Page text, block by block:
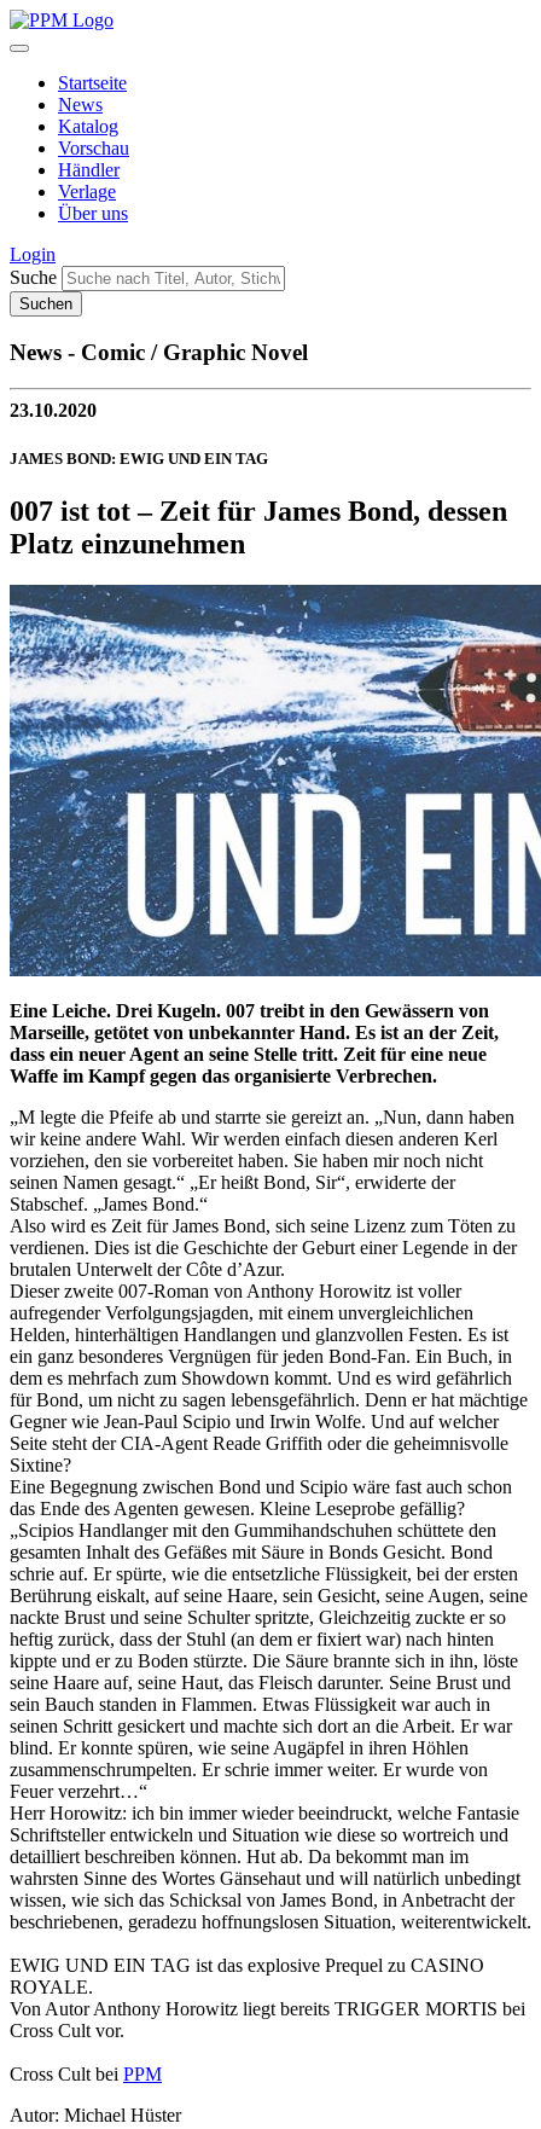
Startseite
News
Katalog
Vorschau
Händler
Verlage
Über uns
Login
Suche
News - Comic / Graphic Novel
23.10.2020
JAMES BOND: EWIG UND EIN TAG
007 ist tot – Zeit für James Bond, dessen
Platz einzunehmen
Eine Leiche. Drei Kugeln. 007 treibt in den Gewässern von
Marseille, getötet von unbekannter Hand. Es ist an der Zeit,
dass ein neuer Agent an seine Stelle tritt. Zeit für eine neue
Waffe im Kampf gegen das organisierte Verbrechen.
„M legte die Pfeife ab und starrte sie gereizt an. „Nun, dann haben
wir keine andere Wahl. Wir werden einfach diesen anderen Kerl
vorziehen, den sie vorbereitet haben. Sie haben mir noch nicht
seinen Namen gesagt.“ „Er heißt Bond, Sir“, erwiderte der
Stabschef. „James Bond.“
Also wird es Zeit für James Bond, sich seine Lizenz zum Töten zu
verdienen. Dies ist die Geschichte der Geburt einer Legende in der
brutalen Unterwelt der Côte d’Azur.
Dieser zweite 007-Roman von Anthony Horowitz ist voller
aufregender Verfolgungsjagden, mit einem unvergleichlichen
Helden, hinterhältigen Handlangen und glanzvollen Festen. Es ist
ein ganz besonderes Vergnügen für jeden Bond-Fan. Ein Buch, in
dem es mehrfach zum Showdown kommt. Und es wird gefährlich
für Bond, um nicht zu sagen lebensgefährlich. Denn er hat mächtige
Gegner wie Jean-Paul Scipio und Irwin Wolfe. Und auf welcher
Seite steht der CIA-Agent Reade Griffith oder die geheimnisvolle
Sixtine?
Eine Begegnung zwischen Bond und Scipio wäre fast auch schon
das Ende des Agenten gewesen. Kleine Leseprobe gefällig?
„Scipios Handlanger mit den Gummihandschuhen schüttete den
gesamten Inhalt des Gefäßes mit Säure in Bonds Gesicht. Bond
schrie auf. Er spürte, wie die entsetzliche Flüssigkeit, bei der ersten
Berührung eiskalt, auf seine Haare, sein Gesicht, seine Augen, seine
nackte Brust und seine Schulter spritzte, Gleichzeitig zuckte er so
heftig zurück, dass der Stuhl (an dem er fixiert war) nach hinten
kippte und er zu Boden stürzte. Die Säure brannte sich in ihn, löste
seine Haare auf, seine Haut, das Fleisch darunter. Seine Brust und
sein Bauch standen in Flammen. Etwas Flüssigkeit war auch in
seinen Schritt gesickert und machte sich dort an die Arbeit. Er war
blind. Er konnte spüren, wie seine Augäpfel in ihren Höhlen
zusammenschrumpelten. Er schrie immer weiter. Er wurde von
Feuer verzehrt…“
Herr Horowitz: ich bin immer wieder beeindruckt, welche Fantasie
Schriftsteller entwickeln und Situation wie diese so wortreich und
detailliert beschreiben können. Hut ab. Da bekommt man im
wahrsten Sinne des Wortes Gänsehaut und will natürlich unbedingt
wissen, wie sich das Schicksal von James Bond, in Anbetracht der
beschriebenen, geradezu hoffnungslosen Situation, weiterentwickelt.
EWIG UND EIN TAG ist das explosive Prequel zu CASINO
ROYALE.
Von Autor Anthony Horowitz liegt bereits TRIGGER MORTIS bei
Cross Cult vor.
Cross Cult bei PPM
Autor: Michael Hüster